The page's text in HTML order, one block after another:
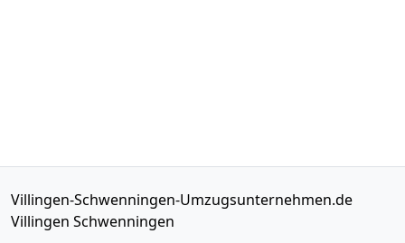
Villingen-Schwenningen-Umzugsunternehmen.de
Villingen Schwenningen